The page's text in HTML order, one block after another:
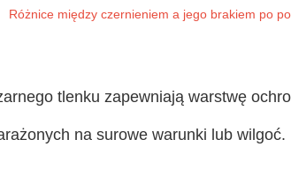
Różnice między czernieniem a jego brakiem po
tlenku zapewniają warstwę
na surowe warunki lub wilgoć.